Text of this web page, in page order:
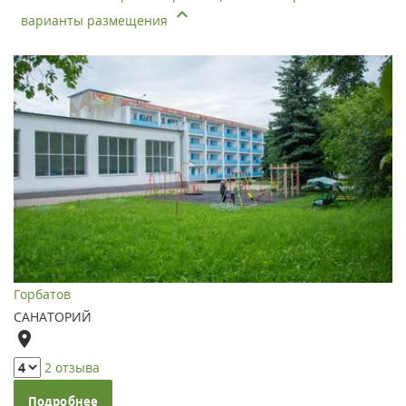
варианты размещения
Горбатов
САНАТОРИЙ
2 отзыва
Подробнее